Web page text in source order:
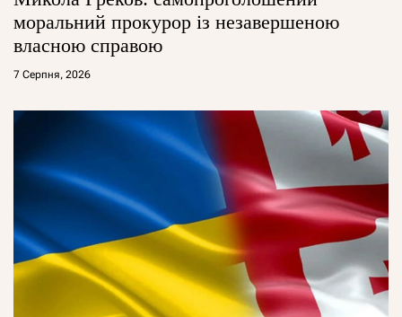
моральний прокурор із незавершеною
власною справою
7 Серпня, 2026